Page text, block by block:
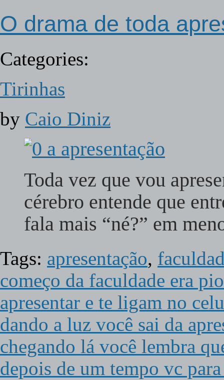
O drama de toda
Categories:
Tirinhas
by Caio Diniz
Toda vez que vou
cérebro entende que
fala mais “né?” em
Tags: apresentação,
começo da faculdade era
apresentar e te ligam no
dando a luz você sai da
chegando lá você lembra
depois de um tempo vc